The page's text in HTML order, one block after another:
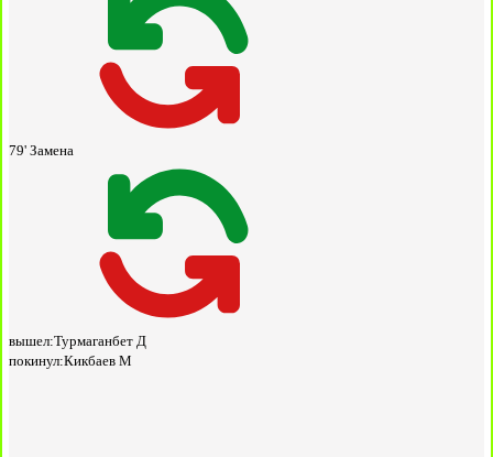
79' Замена
вышел:Турмаганбет Д
покинул:Кикбаев М